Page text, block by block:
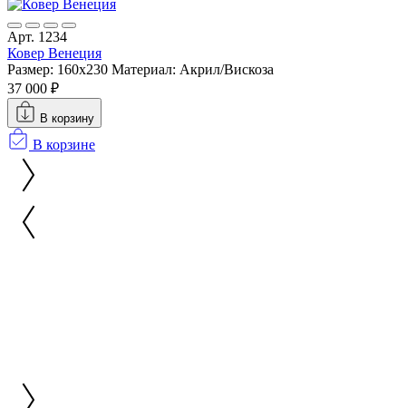
Арт. 1234
Ковер Венеция
Размер: 160х230 Материал: Акрил/Вискоза
37 000 ₽
В корзину
В корзине